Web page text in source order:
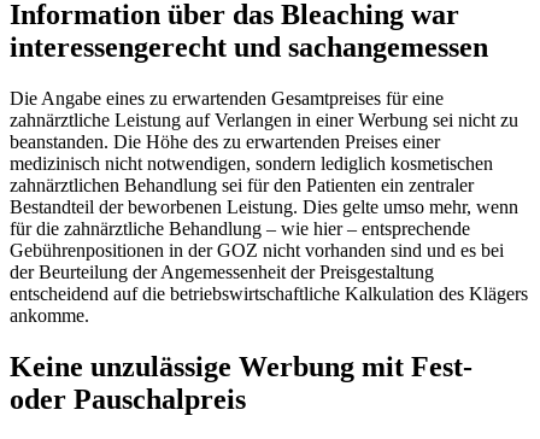
Information über das Bleaching war
interessengerecht und sachangemessen
Die Angabe eines zu erwartenden Gesamtpreises für eine
zahnärztliche Leistung auf Verlangen in einer Werbung sei nicht zu
beanstanden. Die Höhe des zu erwartenden Preises einer
medizinisch nicht notwendigen, sondern lediglich kosmetischen
zahnärztlichen Behandlung sei für den Patienten ein zentraler
Bestandteil der beworbenen Leistung. Dies gelte umso mehr, wenn
für die zahnärztliche Behandlung – wie hier – entsprechende
Gebührenpositionen in der GOZ nicht vorhanden sind und es bei
der Beurteilung der Angemessenheit der Preisgestaltung
entscheidend auf die betriebswirtschaftliche Kalkulation des Klägers
ankomme.
Keine unzulässige Werbung mit Fest-
oder Pauschalpreis